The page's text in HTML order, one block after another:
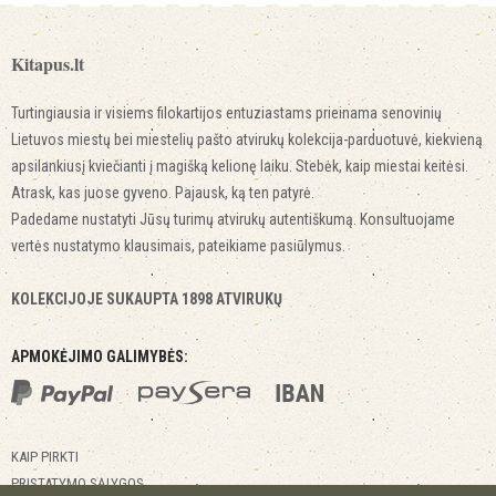
Kitapus.lt
Turtingiausia ir visiems filokartijos entuziastams prieinama senovinių
Lietuvos miestų bei miestelių pašto atvirukų kolekcija-parduotuvė, kiekvieną
apsilankiusį kviečianti į magišką kelionę laiku. Stebėk, kaip miestai keitėsi.
Atrask, kas juose gyveno. Pajausk, ką ten patyrė.
Padedame nustatyti Jūsų turimų atvirukų autentiškumą. Konsultuojame
vertės nustatymo klausimais, pateikiame pasiūlymus.
KOLEKCIJOJE SUKAUPTA 1898 ATVIRUKŲ
APMOKĖJIMO GALIMYBĖS:
KAIP PIRKTI
PRISTATYMO SĄLYGOS